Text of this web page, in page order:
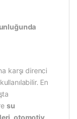
karşı direnci
En
su